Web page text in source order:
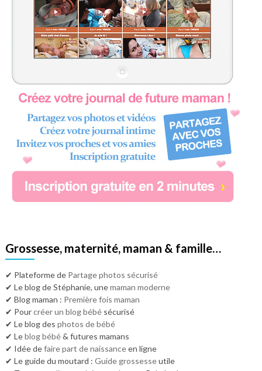
Grossesse, maternité, maman & famille…
✔ Plateforme de Partage photos sécurisé
✔ Le blog de Stéphanie, unemaman moderne
✔ Blog maman : Première fois maman
✔ Pourcréer un blog bébésécurisé
✔ Le blog des photos de bébé
✔ Leblog bébé& futures mamans
✔ Idée defaire part de naissanceen ligne
✔ Le guide du moutard : Guide grossesseutile